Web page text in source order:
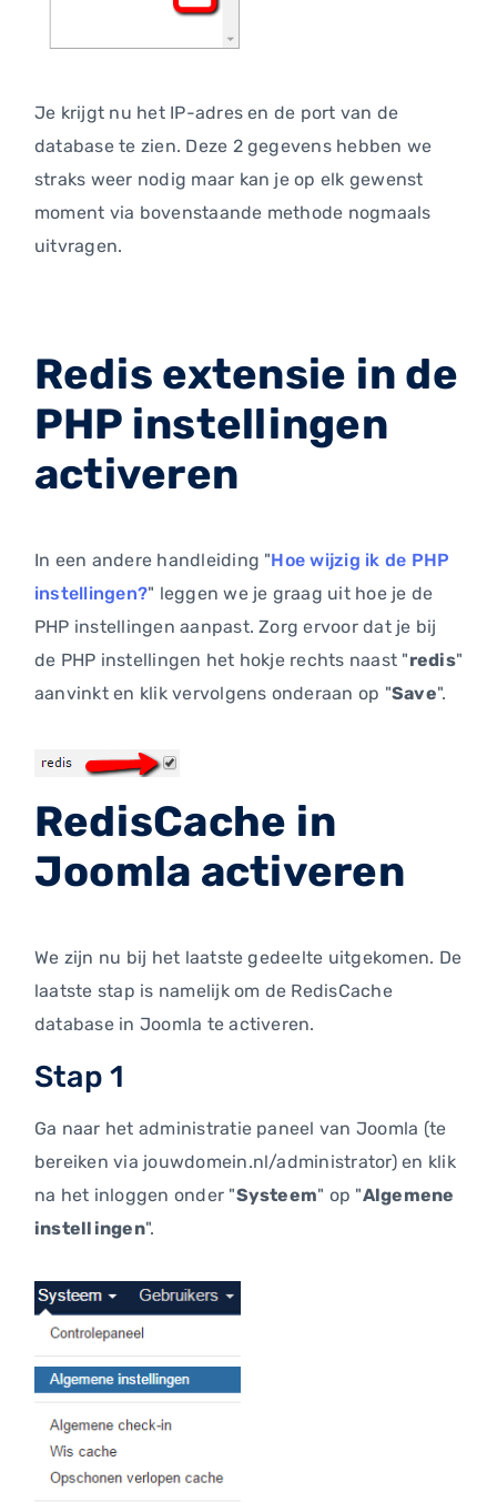
Je krijgt nu het IP-adres en de port van de
database te zien. Deze 2 gegevens hebben we
straks weer nodig maar kan je op elk gewenst
moment via bovenstaande methode nogmaals
uitvragen.
Redis extensie in de
PHP instellingen
activeren
In een andere handleiding "Hoe wijzig ik de PHP
instellingen?" leggen we je graag uit hoe je de
PHP instellingen aanpast. Zorg ervoor dat je bij
de PHP instellingen het hokje rechts naast "redis"
aanvinkt en klik vervolgens onderaan op "Save".
RedisCache in
Joomla activeren
We zijn nu bij het laatste gedeelte uitgekomen. De
laatste stap is namelijk om de RedisCache
database in Joomla te activeren.
Stap 1
Ga naar het administratie paneel van Joomla (te
bereiken via jouwdomein.nl/administrator) en klik
na het inloggen onder "Systeem" op "Algemene
instellingen".